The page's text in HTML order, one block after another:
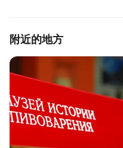
附近的地方